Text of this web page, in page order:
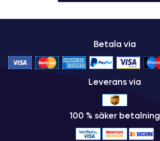
Betala via
Leverans via
100 % säker betalning